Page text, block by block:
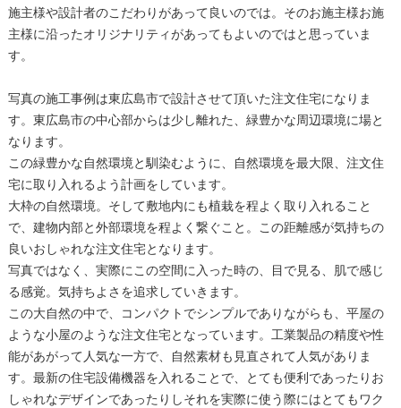
施主様や設計者のこだわりがあって良いのでは。そのお施主様お施
主様に沿ったオリジナリティがあってもよいのではと思っていま
す。
写真の施工事例は東広島市で設計させて頂いた注文住宅になりま
す。東広島市の中心部からは少し離れた、緑豊かな周辺環境に場と
なります。
この緑豊かな自然環境と馴染むように、自然環境を最大限、注文住
宅に取り入れるよう計画をしています。
大枠の自然環境。そして敷地内にも植栽を程よく取り入れること
で、建物内部と外部環境を程よく繋ぐこと。この距離感が気持ちの
良いおしゃれな注文住宅となります。
写真ではなく、実際にこの空間に入った時の、目で見る、肌で感じ
る感覚。気持ちよさを追求していきます。
この大自然の中で、コンパクトでシンプルでありながらも、平屋の
ような小屋のような注文住宅となっています。工業製品の精度や性
能があがって人気な一方で、自然素材も見直されて人気がありま
す。最新の住宅設備機器を入れることで、とても便利であったりお
しゃれなデザインであったりしそれを実際に使う際にはとてもワク